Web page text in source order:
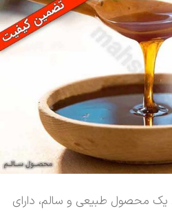
یک محصول طبیعی و سالم، دارای